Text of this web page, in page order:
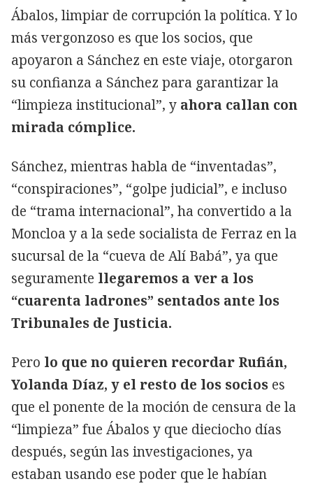
Ábalos, limpiar de corrupción la política. Y lo
más vergonzoso es que los socios, que
apoyaron a Sánchez en este viaje, otorgaron
su confianza a Sánchez para garantizar la
“limpieza institucional”, y ahora callan con
mirada cómplice.
Sánchez, mientras habla de “inventadas”,
“conspiraciones”, “golpe judicial”, e incluso
de “trama internacional”, ha convertido a la
Moncloa y a la sede socialista de Ferraz en la
sucursal de la “cueva de Alí Babá”, ya que
seguramente llegaremos a ver a los
“cuarenta ladrones” sentados ante los
Tribunales de Justicia.
Pero lo que no quieren recordar Rufián,
Yolanda Díaz, y el resto de los socios es
que el ponente de la moción de censura de la
“limpieza” fue Ábalos y que dieciocho días
después, según las investigaciones, ya
estaban usando ese poder que le habían